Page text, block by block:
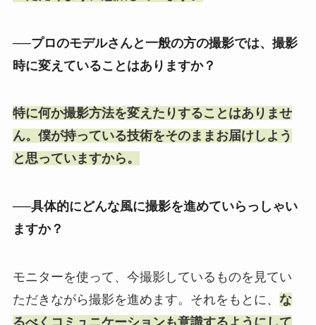
──プロのモデルさんと一般の方の撮影では、撮影
時に変えていることはありますか？
特に何か撮影方法を変えたりすることはありませ
ん。僕が持っている技術をそのままお届けしよう
と思っていますから。
──具体的にどんな風に撮影を進めていらっしゃい
ますか？
モニターを使って、今撮影しているものを見てい
ただきながら撮影を進めます。それをもとに、 な